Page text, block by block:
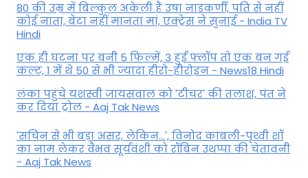
80 की उम्र में बिल्कुल अकेली हैं उषा नाडकर्णी, पति से नहीं
कोई नाता, बेटा नहीं मानता मां, एक्ट्रेस ने सुनाई - India TV
Hindi
एक ही घटना पर बनी 5 फिल्में, 3 हुईं फ्लॉप तो एक बन गई
कल्ट, 1 में थे 50 से भी ज्यादा हीरो-हीरोइन - News18 Hindi
लंका पहुंचे यशस्वी जायसवाल को 'टीचर' की तलाश, पंत ने
कर द‍िया ट्रोल - Aaj Tak News
'सचिन से भी बड़ा असर, लेकिन...', व‍िनोद कांबली-पृथ्वी शॉ
का नाम लेकर वैभव सूर्यवंशी को रॉबिन उथप्पा की चेतावनी
- Aaj Tak News